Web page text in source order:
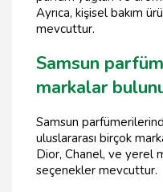
Ayrıca, kişisel bakım
mevcuttur.
Samsun
markalar
Samsun
uluslararası birçok
Dior, Chanel, ve yerel
seçenekler mevcuttur.